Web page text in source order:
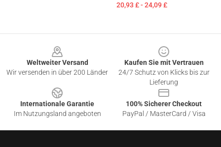
20,93 £ - 24,09 £
Weltweiter Versand
Wir versenden in über 200 Länder
Kaufen Sie mit Vertrauen
24/7 Schutz von Klicks bis zur
Lieferung
Internationale Garantie
Im Nutzungsland angeboten
100% Sicherer Checkout
PayPal / MasterCard / Visa